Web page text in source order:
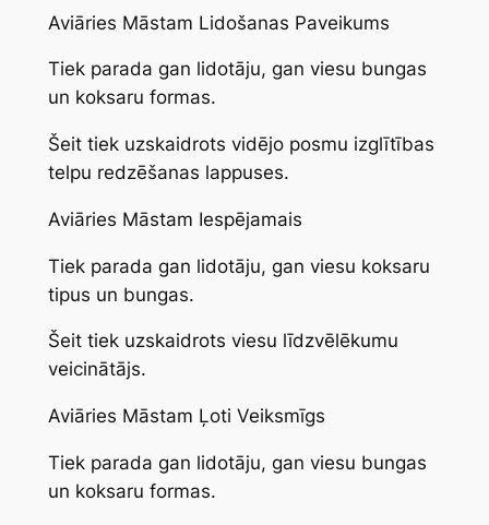
Aviāries Māstam Lidošanas Paveikums
Tiek parada gan lidotāju, gan viesu bungas
un koksaru formas.
Šeit tiek uzskaidrots vidējo posmu izglītības
telpu redzēšanas lappuses.
Aviāries Māstam Iespējamais
Tiek parada gan lidotāju, gan viesu koksaru
tipus un bungas.
Šeit tiek uzskaidrots viesu līdzvēlēkumu
veicinātājs.
Aviāries Māstam Ļoti Veiksmīgs
Tiek parada gan lidotāju, gan viesu bungas
un koksaru formas.